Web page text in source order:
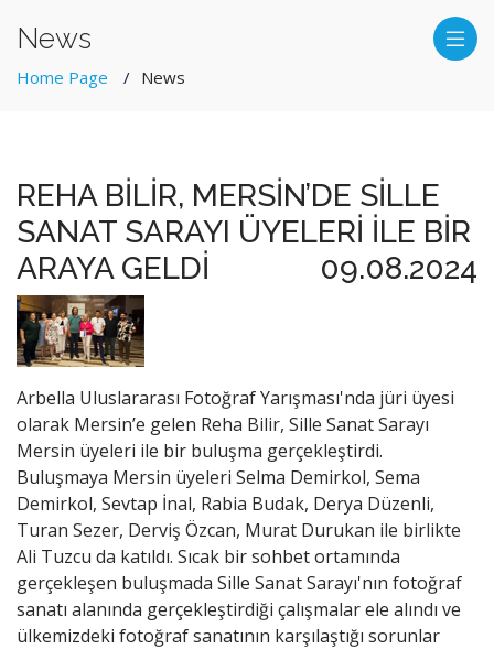
News
Home Page News
REHA BİLİR, MERSİN’DE SİLLE
SANAT SARAYI ÜYELERİ İLE BİR
ARAYA GELDİ
09.08.2024
Arbella Uluslararası Fotoğraf Yarışması'nda jüri üyesi
olarak Mersin’e gelen Reha Bilir, Sille Sanat Sarayı
Mersin üyeleri ile bir buluşma gerçekleştirdi.
Buluşmaya Mersin üyeleri Selma Demirkol, Sema
Demirkol, Sevtap İnal, Rabia Budak, Derya Düzenli,
Turan Sezer, Derviş Özcan, Murat Durukan ile birlikte
Ali Tuzcu da katıldı. Sıcak bir sohbet ortamında
gerçekleşen buluşmada Sille Sanat Sarayı'nın fotoğraf
sanatı alanında gerçekleştirdiği çalışmalar ele alındı ve
ülkemizdeki fotoğraf sanatının karşılaştığı sorunlar